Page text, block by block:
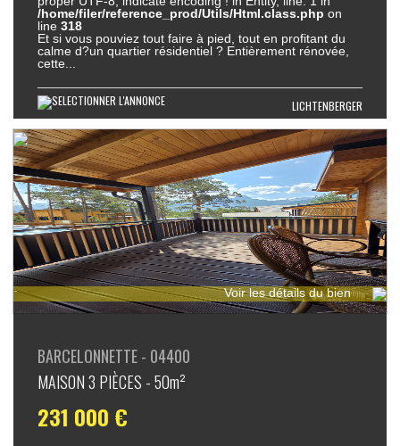
/home/filer/reference_prod/Utils/Html.class.php on
line318
Et si vous pouviez tout faire à pied, tout en profitant du
calme d?un quartier résidentiel ? Entièrement rénovée,
cette...
LICHTENBERGER
Voir les détails du bien
BARCELONNETTE - 04400
MAISON 3 PIÈCES - 50m²
231 000 €